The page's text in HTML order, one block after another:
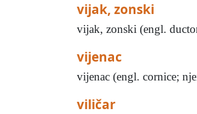
vijak, zonski
vijak, zonski (engl.
vijenac
vijenac (engl. cornice;
viličar